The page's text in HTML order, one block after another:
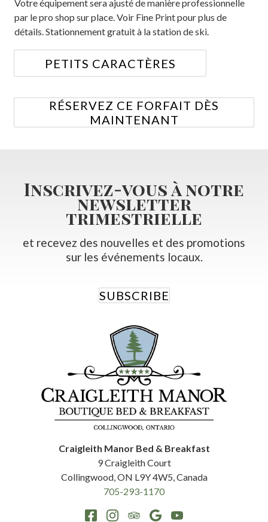
Votre équipement sera ajusté de manière professionnelle
par le pro shop sur place. Voir Fine Print pour plus de
détails. Stationnement gratuit à la station de ski.
PETITS CARACTÈRES
RÉSERVEZ CE FORFAIT DÈS
MAINTENANT
Craigleith Manor Bed & Breakfast
9 Craigleith Court
Collingwood,ON L9Y 4W5,Canada
705-293-1170
Inscrivez-vous à notre
newsletter
trimestrielle
et recevez des nouvelles et des promotions
sur les événements locaux.
SUBSCRIBE